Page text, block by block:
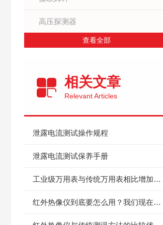
高压探测器
查看全部
相关文章
Relevant Articles
泄露电流测试操作规程
泄露电流测试保养手册
工业级万用表与传统万用表相比增加了哪些功能？
红外热像仪到底要怎么用？我们现在就一步步地教你